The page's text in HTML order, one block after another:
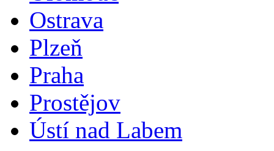
Ostrava
Plzeň
Praha
Prostějov
Ústí nad Labem